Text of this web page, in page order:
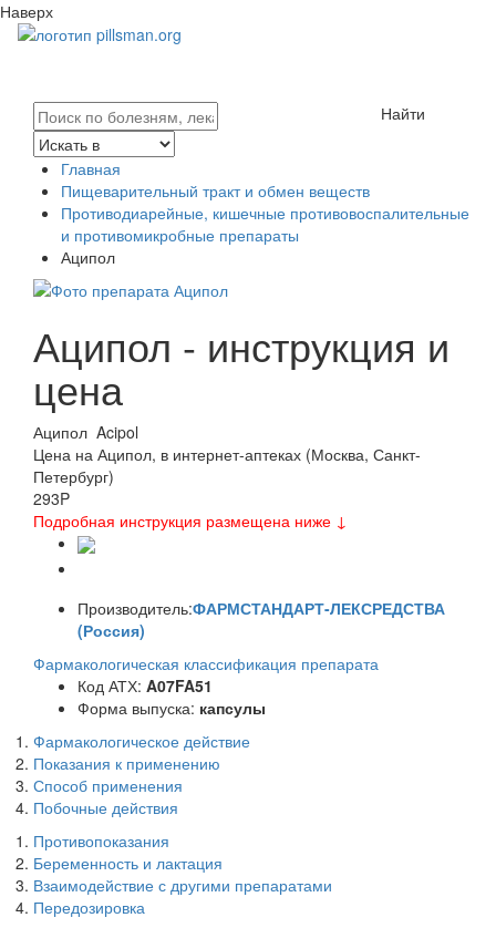
Наверх
Найти
Главная
Пищеварительный тракт и обмен веществ
Противодиарейные, кишечные противовоспалительные
и противомикробные препараты
Аципол
Аципол - инструкция и
цена
Аципол Acipol
Цена на Аципол, в интернет-аптеках (Москва, Санкт-
Петербург)
293P
Подробная инструкция размещена ниже ↓
Производитель:ФАРМСТАНДАРТ-ЛЕКСРЕДСТВА
(Россия)
Фармакологическая классификация препарата
Код АТХ: A07FA51
Форма выпуска: капсулы
Фармакологическое действие
Показания к применению
Способ применения
Побочные действия
Противопоказания
Беременность и лактация
Взаимодействие с другими препаратами
Передозировка